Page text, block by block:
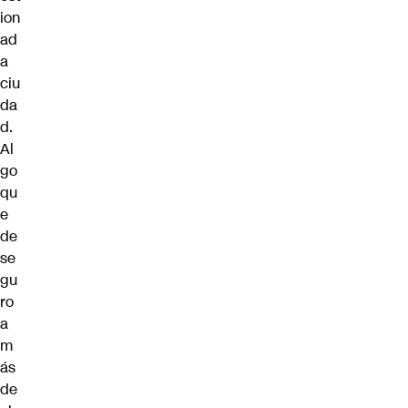
ion
ad
a
ciu
da
d.
Al
go
qu
e
de
se
gu
ro
a
m
ás
de